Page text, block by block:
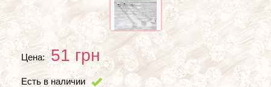
Цена: 51грн
Есть в наличии